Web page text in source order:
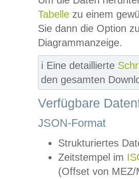
Tabelle zu einem
Sie dann die Option
Diagrammanzeige.
ℹ️ Eine detaillierte
den gesamten
Verfügbare
JSON-Format
Strukturiertes
Zeitstempel im
(Offset von MEZ/